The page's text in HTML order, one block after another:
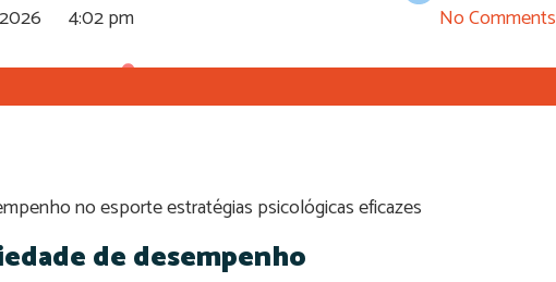
4:02 pm No Comments
no esporte estratégias psicológicas eficazes
de desempenho